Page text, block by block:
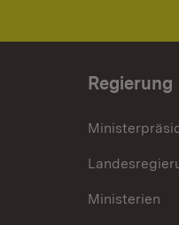
Regierung
Ministerien